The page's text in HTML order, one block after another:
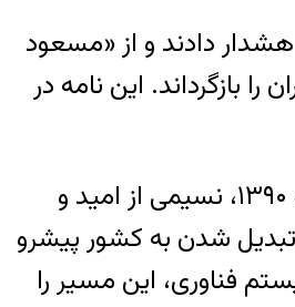
هشدار دادند و از «مسعود
بازگرداند. این نامه در
به گزارش عصر ایران به نقل از دیجیاتو، نویسندگان نامه با اشاره به موج نوآوری آغاز دهه ۱۳۹۰، نوشته‌اند: «در آغاز دهه ۱۳۹۰، نسیمی از امید و
تبدیل شدن به کشور پیشرو
فناوری، این مسیر را